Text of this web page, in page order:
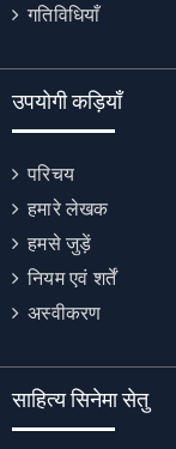
गतिविधियाँ
उपयोगी कड़ियाँ
परिचय
हमारे लेखक
हमसे जुड़ें
नियम एवं शर्तें
अस्वीकरण
साहित्य सिनेमा सेतु